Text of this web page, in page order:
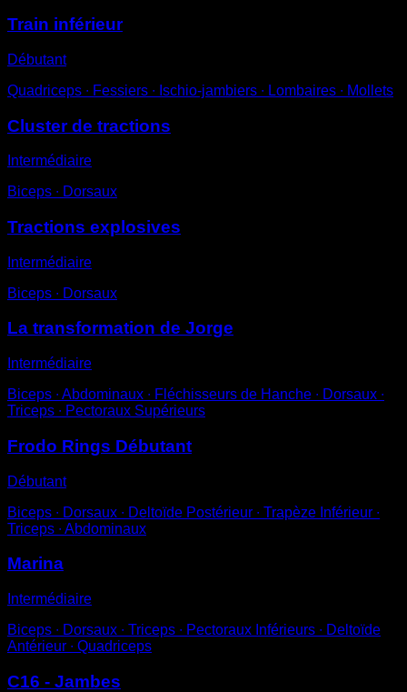
Train inférieur
Débutant
Quadriceps ∙ Fessiers ∙ Ischio-jambiers ∙ Lombaires ∙ Mollets
Cluster de tractions
Intermédiaire
Biceps ∙ Dorsaux
Tractions explosives
Intermédiaire
Biceps ∙ Dorsaux
La transformation de Jorge
Intermédiaire
Biceps ∙ Abdominaux ∙ Fléchisseurs de Hanche ∙ Dorsaux ∙
Triceps ∙ Pectoraux Supérieurs
Frodo Rings Débutant
Débutant
Biceps ∙ Dorsaux ∙ Deltoïde Postérieur ∙ Trapèze Inférieur ∙
Triceps ∙ Abdominaux
Marina
Intermédiaire
Biceps ∙ Dorsaux ∙ Triceps ∙ Pectoraux Inférieurs ∙ Deltoïde
Antérieur ∙ Quadriceps
C16 - Jambes